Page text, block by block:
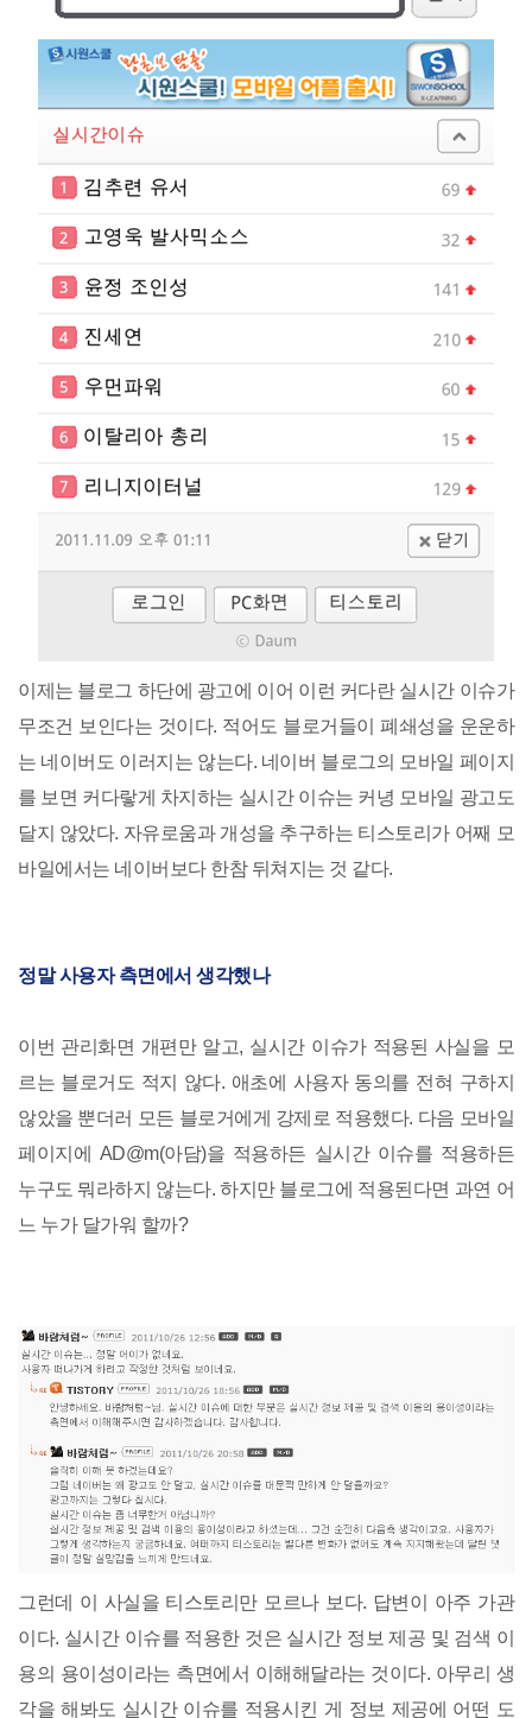
이제는 블로그 하단에 광고에 이어 이런 커다란 실시간 이슈가
무조건 보인다는 것이다. 적어도 블로거들이 폐쇄성을 운운하
는 네이버도 이러지는 않는다. 네이버 블로그의 모바일 페이지
를 보면 커다랗게 차지하는 실시간 이슈는 커녕 모바일 광고도
달지 않았다. 자유로움과 개성을 추구하는 티스토리가 어째 모
바일에서는 네이버보다 한참 뒤쳐지는 것 같다.
정말 사용자 측면에서 생각했나
이번 관리화면 개편만 알고, 실시간 이슈가 적용된 사실을 모
르는 블로거도 적지 않다. 애초에 사용자 동의를 전혀 구하지
않았을 뿐더러 모든 블로거에게 강제로 적용했다. 다음 모바일
페이지에 AD@m(아담)을 적용하든 실시간 이슈를 적용하든
누구도 뭐라하지 않는다. 하지만 블로그에 적용된다면 과연 어
느 누가 달가워 할까?
그런데 이 사실을 티스토리만 모르나 보다. 답변이 아주 가관
이다. 실시간 이슈를 적용한 것은 실시간 정보 제공 및 검색 이
용의 용이성이라는 측면에서 이해해달라는 것이다. 아무리 생
각을 해봐도 실시간 이슈를 적용시킨 게 정보 제공에 어떤 도